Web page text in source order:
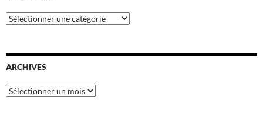
Catégories
ARCHIVES
Archives